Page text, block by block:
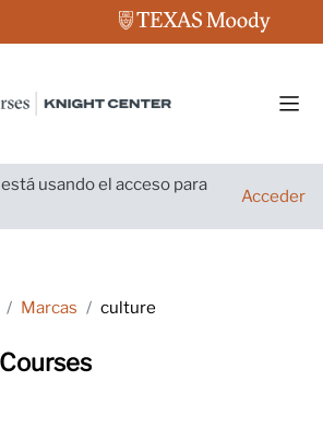
usando el acceso para
Acceder
Marcas culture